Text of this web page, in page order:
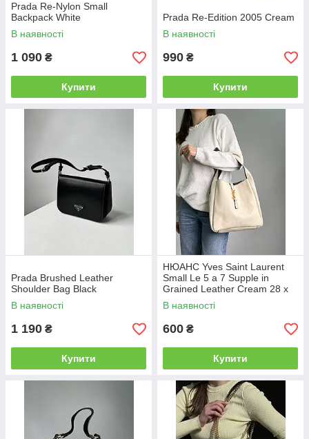
Prada Re-Nylon Small
Backpack White
В наявності
1 090 ₴
Купити
Prada Re-Edition 2005 Cream
В наявності
990 ₴
Купити
Prada Brushed Leather
Shoulder Bag Black
В наявності
1 190 ₴
Купити
НЮАНС Yves Saint Laurent
Small Le 5 a 7 Supple in
Grained Leather Cream 28 х
28 х 8 см
В наявності
600 ₴
Купити